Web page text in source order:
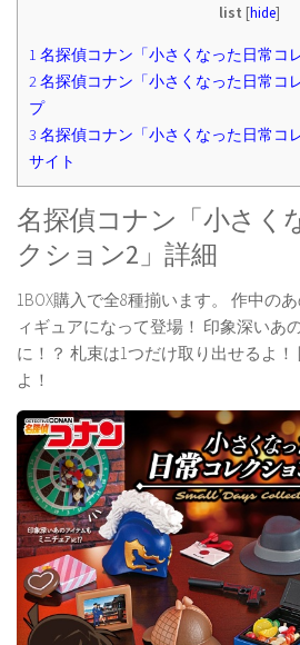
list [hide]
1 名探偵コナン「小さくなった日常コ
2名探偵コナン「小さくなった日常コ
プ
3 名探偵コナン「小さくなった日常コ
サイト
名探偵コナン「小さく
クション2」詳細
1BOX購入で全8種揃います。 作中の
ィギュアになって登場！ 印象深いあ
に！？ 札束は1つだけ取り出せるよ
よ！